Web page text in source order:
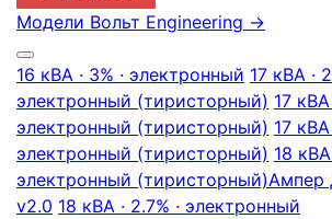
Модели Вольт Engineering →
16 кВА · 3% · электронный 17 кВА ·
электронный (тиристорный) 17 кВА
электронный (тиристорный) 17 кВА
электронный (тиристорный) 18 кВА
электронный (тиристорный)Ампер
v2.0 18 кВА · 2.7% · электронный